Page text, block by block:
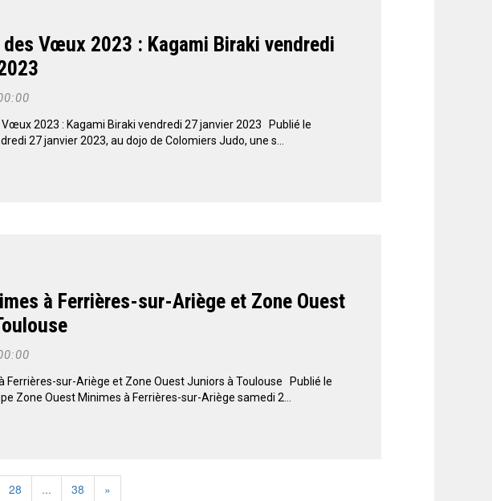
des Vœux 2023 : Kagami Biraki vendredi
2023 : Kagami Biraki vendredi 27 janvier 2023 Publié le
27 janvier 2023, au dojo de Colomiers Judo, une s...
à Ferrières-sur-Ariège et Zone Ouest
Ferrières-sur-Ariège et Zone Ouest Juniors à Toulouse Publié le
Zone Ouest Minimes à Ferrières-sur-Ariège samedi 2...
28 ... 38 »